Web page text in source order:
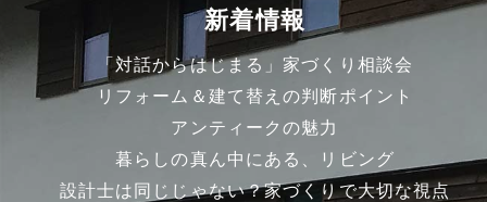
新着情報
「対話からはじまる」家づくり相談会
リフォーム＆建て替えの判断ポイント
アンティークの魅力
暮らしの真ん中にある、リビング
設計士は同じじゃない？家づくりで大切な視点